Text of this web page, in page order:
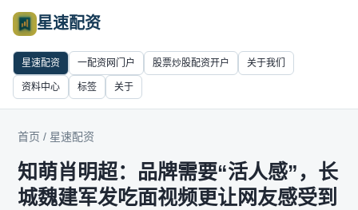
星速配资
星速配资 一配资网门户 股票炒股配资开户 关于我们
资料中心 标签 关于
首页 / 星速配资
知萌肖明超：品牌需要“活人感”，长
城魏建军发吃面视频更让网友感受到